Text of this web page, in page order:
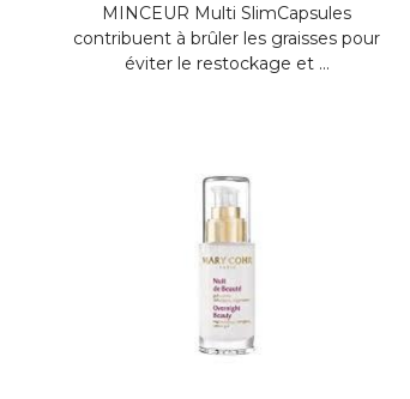
MINCEUR Multi SlimCapsules
contribuent à brûler les graisses pour
éviter le restockage et ...